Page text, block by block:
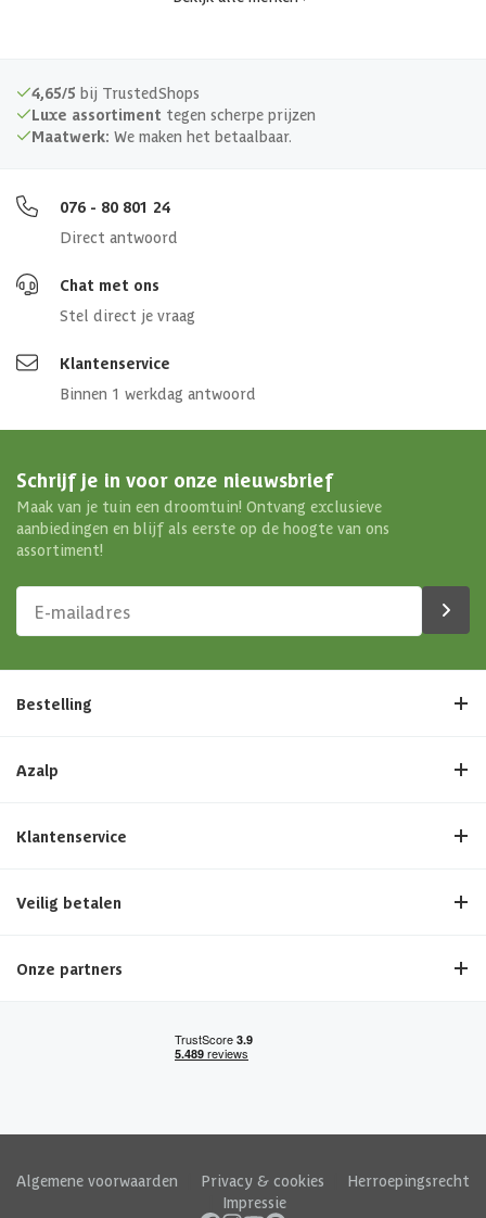
4,65/5 bij TrustedShops
Luxe assortiment tegen scherpe prijzen
Maatwerk: We maken het betaalbaar.
076 - 80 801 24
Direct antwoord
Chat met ons
Stel direct je vraag
Klantenservice
Binnen 1 werkdag antwoord
Schrijf je in voor onze nieuwsbrief
Maak van je tuin een droomtuin! Ontvang exclusieve
aanbiedingen en blijf als eerste op de hoogte van ons
assortiment!
Bestelling
Azalp
Klantenservice
Veilig betalen
Onze partners
Algemene voorwaarden Privacy & cookies
Herroepingsrecht
Impressie